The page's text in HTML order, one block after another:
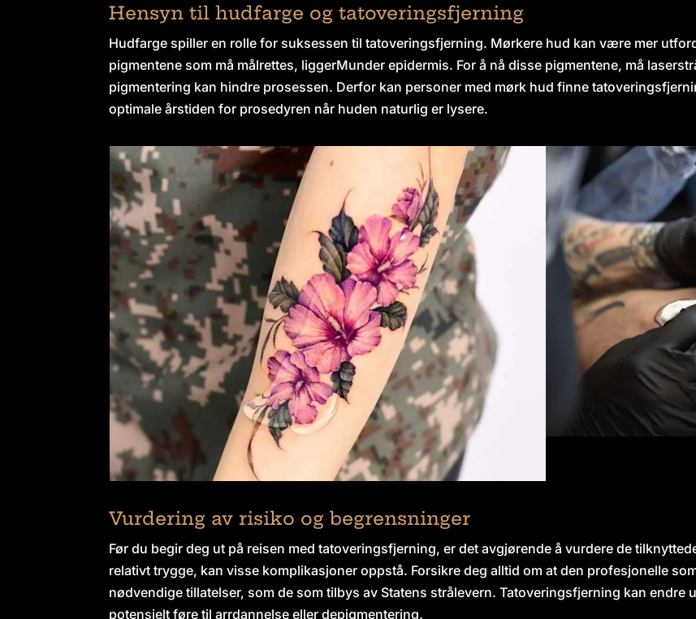
Hensyn til hudfarge og tatoveringsfjerning
Hudfarge spiller en rolle for suksessen til tatoveringsfjerning. Mørkere hud kan være mer
pigmentene som må målrettes, liggerMunder epidermis. For å nå disse pigmentene, må
pigmentering kan hindre prosessen. Derfor kan personer med mørk hud finne
optimale årstiden for prosedyren når huden naturlig er lysere.
Vurdering av risiko og begrensninger
Før du begir deg ut på reisen med tatoveringsfjerning, er det avgjørende å vurdere de
relativt trygge, kan visse komplikasjoner oppstå. Forsikre deg alltid om at den profesjonelle
nødvendige tillatelser, som de som tilbys av Statens strålevern. Tatoveringsfjerning kan endre
potensielt føre til arrdannelse eller depigmentering.